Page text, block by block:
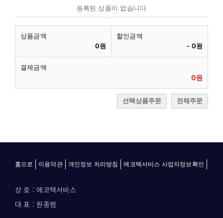
등록된 상품이 없습니다
상품금액
0원
할인금액
- 0원
결제금액
0원
선택상품주문 전체주문
홈으로 이용약관 개인정보 처리방침 에코텍서비스 사업자정보확인
상 호 : 에코텍서비스
대 표 : 원종범